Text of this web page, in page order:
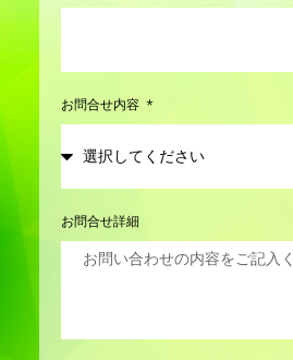
お問合せ内容
お問合せ詳細